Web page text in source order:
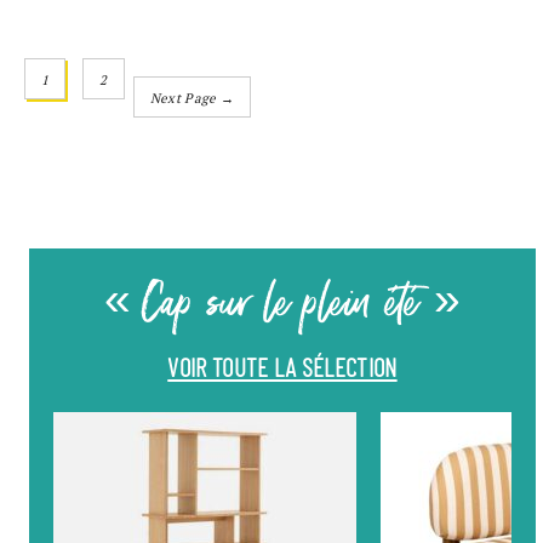
1
2
Next Page →
« Cap sur le plein été »
VOIR TOUTE LA SÉLECTION